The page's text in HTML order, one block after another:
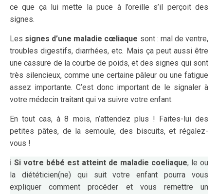
ce que ça lui mette la puce à l’oreille s’il perçoit des
signes.
Les signes d’une maladie cœliaque sont : mal de ventre,
troubles digestifs, diarrhées, etc. Mais ça peut aussi être
une cassure de la courbe de poids, et des signes qui sont
très silencieux, comme une certaine pâleur ou une fatigue
assez importante. C’est donc important de le signaler à
votre médecin traitant qui va suivre votre enfant.
En tout cas, à 8 mois, n’attendez plus ! Faites-lui des
petites pâtes, de la semoule, des biscuits, et régalez-
vous !
ℹ️ Si votre bébé est atteint de maladie coeliaque, le ou
la diététicien(ne) qui suit votre enfant pourra vous
expliquer comment procéder et vous remettre un